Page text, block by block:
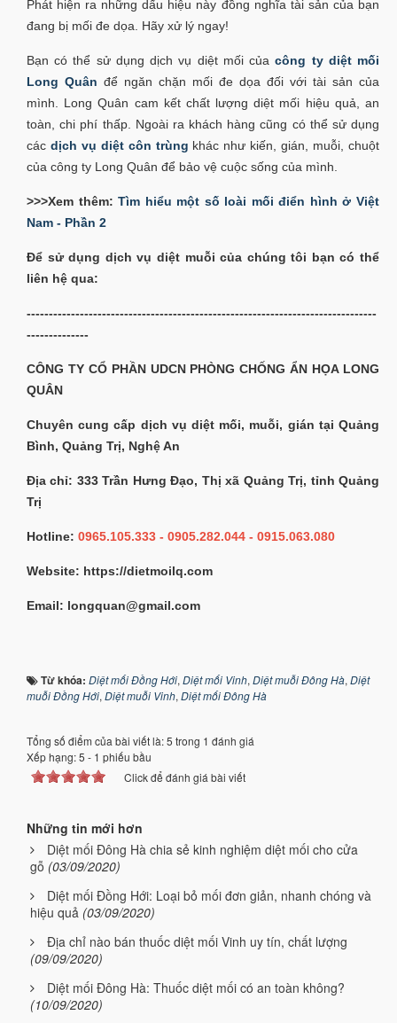
Phát hiện ra những dấu hiệu này đồng nghĩa tài sản của bạn
đang bị mối đe dọa. Hãy xử lý ngay!
Bạn có thể sử dụng dịch vụ diệt mối củacông ty diệt mối
Long Quân để ngăn chặn mối đe dọa đối với tài sản của
mình. Long Quân cam kết chất lượng diệt mối hiệu quả, an
toàn, chi phí thấp. Ngoài ra khách hàng cũng có thể sử dụng
các dịch vụ diệt côn trùng khác như kiến, gián, muỗi, chuột
của công ty Long Quân để bảo vệ cuộc sống của mình.
>>>Xem thêm:Tìm hiểu một số loài mối điển hình ở Việt
Nam - Phần 2
Để sử dụng dịch vụ diệt muỗi của chúng tôi bạn có thể
liên hệ qua:
-------------------------------------------------------------------------------
--------------
CÔNG TY CỔ PHẦN UDCN PHÒNG CHỐNG ẨN HỌA LONG
QUÂN
Chuyên cung cấp dịch vụ diệt mối, muỗi, gián tại Quảng
Bình, Quảng Trị, Nghệ An
Địa chỉ: 333 Trần Hưng Đạo, Thị xã Quảng Trị, tỉnh Quảng
Trị
Hotline: 0965.105.333 - 0905.282.044 - 0915.063.080
Website: https://dietmoilq.com
Email: longquan@gmail.com
Từ khóa: Diệt mối Đồng Hới, Diệt mối Vinh, Diệt muỗi Đông Hà, Diệt
muỗi Đồng Hới, Diệt muỗi Vinh, Diệt mối Đông Hà
Tổng số điểm của bài viết là: 5 trong 1 đánh giá
Xếp hạng:5 - 1 phiếu bầu
Click để đánh giá bài viết
Những tin mới hơn
Diệt mối Đông Hà chia sẻ kinh nghiệm diệt mối cho cửa
gỗ (03/09/2020)
Diệt mối Đồng Hới: Loại bỏ mối đơn giản, nhanh chóng và
hiệu quả (03/09/2020)
Địa chỉ nào bán thuốc diệt mối Vinh uy tín, chất lượng
(09/09/2020)
Diệt mối Đông Hà: Thuốc diệt mối có an toàn không?
(10/09/2020)